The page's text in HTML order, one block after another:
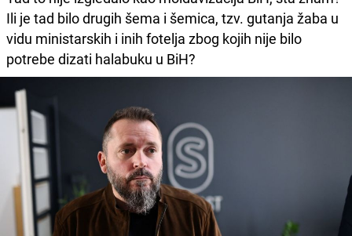
Ili je tad bilo drugih šema i šemica, tzv. gutanja žaba u
vidu ministarskih i inih fotelja zbog kojih nije bilo
potrebe dizati halabuku u BiH?